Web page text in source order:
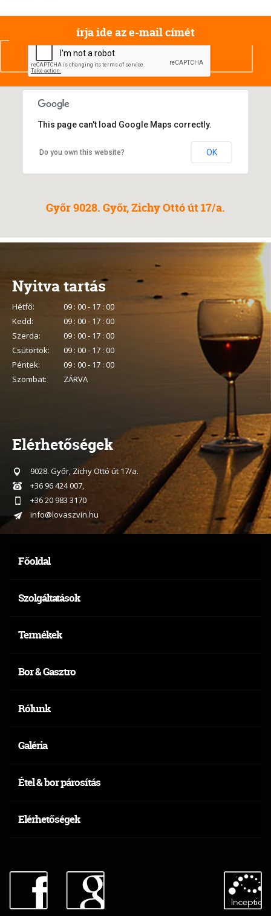
This page can't load Google Maps correctly.
Do you own this website? OK
Győr 9028. Győr, Zichy Ottó út 17/a.
Nyitva tartás
Hétfő:
09 : 00 - 17 : 00
Kedd:
09 : 00 - 17 : 00
Szerda:
09 : 00 - 17 : 00
Csütörtök:
09 : 00 - 17 : 00
Péntek:
09 : 00 - 17 : 00
Szombat:
ZÁRVA
Elérhetőségek
9028. Győr, Zichy Ottó út 17/a.
+36 96 424 007,
+36 20 983 3170
info@lovaszvin.hu
Főoldal
Szolgáltatások
Termékek
Bor & Gasztro
Rólunk
Galéria
Étel & bor párosítás
Elérhetőségek